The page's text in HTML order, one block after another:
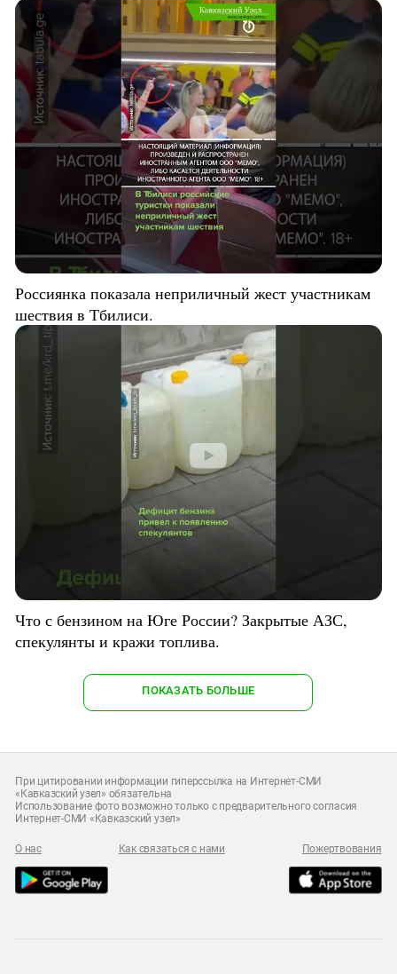
Россиянка показала неприличный жест участникам
шествия в Тбилиси.
Что с бензином на Юге России? Закрытые АЗС,
спекулянты и кражи топлива.
ПОКАЗАТЬ БОЛЬШЕ
При цитировании информации гиперссылка на Интернет-СМИ
«Кавказский узел» обязательна
Использование фото возможно только с предварительного согласия
Интернет-СМИ «Кавказский узел»
О нас Как связаться с нами Пожертвования